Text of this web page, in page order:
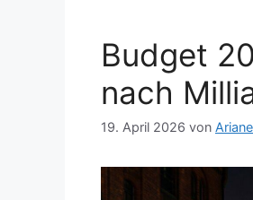
Budget
nach
19. April 2026 von